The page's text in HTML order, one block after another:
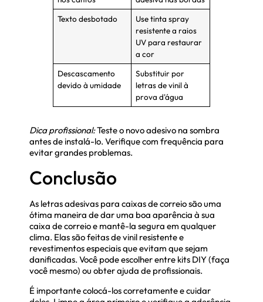
Texto desbotado
Use tinta spray
resistente a raios
UV para restaurar
a cor
Descascamento
devido à umidade
Substituir por
letras de vinil à
prova d'água
Dica profissional:Teste o novo adesivo na sombra
antes de instalá-lo. Verifique com frequência para
evitar grandes problemas.
Conclusão
As letras adesivas para caixas de correio são uma
ótima maneira de dar uma boa aparência à sua
caixa de correio e mantê-la segura em qualquer
clima. Elas são feitas de vinil resistente e
revestimentos especiais que evitam que sejam
danificadas. Você pode escolher entre kits DIY (faça
você mesmo) ou obter ajuda de profissionais.
É importante colocá-los corretamente e cuidar